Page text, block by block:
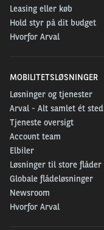
Leasing eller køb
Hold styr på dit budget
Hvorfor Arval
MOBILITETSLØSNINGER
Løsninger og tjenester
Arval - Alt samlet ét sted
Tjeneste oversigt
Account team
Elbiler
Løsninger til store flåder
Globale flådeløsninger
Newsroom
Hvorfor Arval